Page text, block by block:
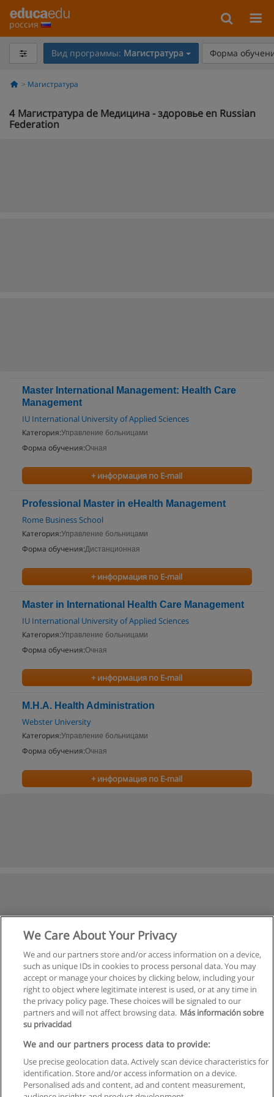
россия
Вид программы: Магистратура Форма
Магистратура
4 Магистратура de Медицина - здоровье en Russian
Federation
Master International Management: Health Care
Management
IU International University of Applied Sciences
Категория:Управление больницами
Форма обучения:Очная
+ информация по E-mail
Professional Master in eHealth Management
Rome Business School
Категория:Управление больницами
Форма обучения:Дистанционная
+ информация по E-mail
Master in International Health Care Management
IU International University of Applied Sciences
Категория:Управление больницами
Форма обучения:Очная
+ информация по E-mail
M.H.A. Health Administration
Webster University
Категория:Управление больницами
Форма обучения:Очная
+ информация по E-mail
Правила пользования
We Care About Your Privacy
We and our partners store and/or access information on a device,
such as unique IDs in cookies to process personal data. You may
accept or manage your choices by clicking below, including your
right to object where legitimate interest is used, or at any time in
the privacy policy page. These choices will be signaled to our
partners and will not affect browsing data. Más información sobre
su privacidad
We and our partners process data to provide:
Use precise geolocation data. Actively scan device characteristics for
identification. Store and/or access information on a device.
Personalised ads and content, ad and content measurement,